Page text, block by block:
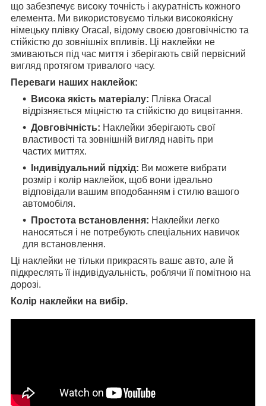
що забезпечує високу точність і акуратність кожного
елемента. Ми використовуємо тільки високоякісну
німецьку плівку Oracal, відому своєю довговічністю та
стійкістю до зовнішніх впливів. Ці наклейки не
змиваються під час миття і зберігають свій первісний
вигляд протягом тривалого часу.
Переваги наших наклейок:
Висока якість матеріалу: Плівка Oracal
відрізняється міцністю та стійкістю до вицвітання.
Довговічність: Наклейки зберігають свої
властивості та зовнішній вигляд навіть при
частих миттях.
Індивідуальний підхід: Ви можете вибрати
розмір і колір наклейок, щоб вони ідеально
відповідали вашим вподобанням і стилю вашого
автомобіля.
Простота встановлення: Наклейки легко
наносяться і не потребують спеціальних навичок
для встановлення.
Ці наклейки не тільки прикрасять вашє авто, але й
підкреслять її індивідуальність, роблячи її помітною на
дорозі.
Колір наклейки на вибір.